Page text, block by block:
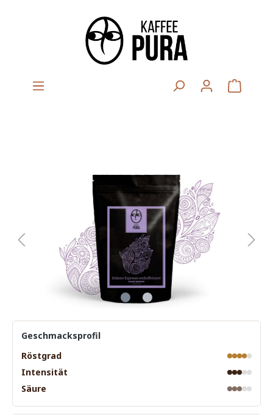
Geschmacksprofil
Röstgrad
Intensität
Säure